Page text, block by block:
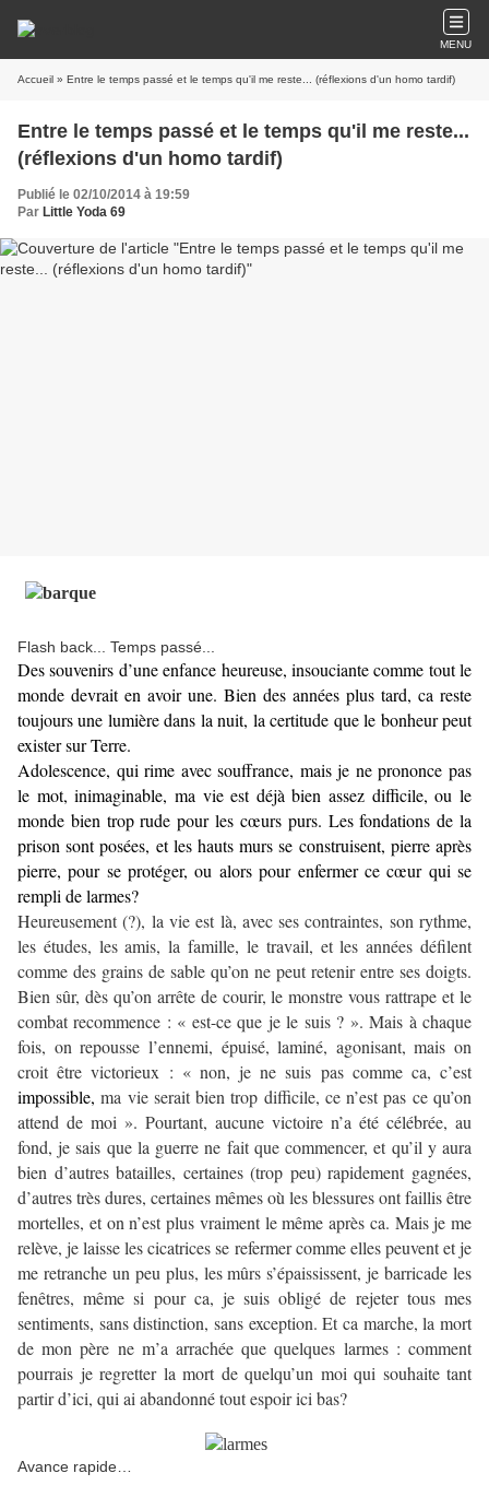
MENU
Accueil » Entre le temps passé et le temps qu'il me reste... (réflexions d'un homo tardif)
Entre le temps passé et le temps qu'il me reste...
(réflexions d'un homo tardif)
Publié le 02/10/2014 à 19:59
Par Little Yoda 69
Flash back... Temps passé...
Des souvenirs d’une enfance heureuse, insouciante comme tout le
monde devrait en avoir une. Bien des années plus tard, ca reste
toujours une lumière dans la nuit, la certitude que le bonheur peut
exister sur Terre.
Adolescence, qui rime avec souffrance, mais je ne prononce pas
le mot, inimaginable, ma vie est déjà bien assez difficile, ou le
monde bien trop rude pour les cœurs purs. Les fondations de la
prison sont posées, et les hauts murs se construisent, pierre après
pierre, pour se protéger, ou alors pour enfermer ce cœur qui se
rempli de larmes?
Heureusement (?), la vie est là, avec ses contraintes, son rythme,
les études, les amis, la famille, le travail, et les années défilent
comme des grains de sable qu’on ne peut retenir entre ses doigts.
Bien sûr, dès qu’on arrête de courir, le monstre vous rattrape et le
combat recommence : « est-ce que je le suis ? ». Mais à chaque
fois, on repousse l’ennemi, épuisé, laminé, agonisant, mais on
croit être victorieux : « non, je ne suis pas comme ca, c’est
impossible, ma vie serait bien trop difficile, ce n’est pas ce qu’on
attend de moi ». Pourtant, aucune victoire n’a été célébrée, au
fond, je sais que la guerre ne fait que commencer, et qu’il y aura
bien d’autres batailles, certaines (trop peu) rapidement gagnées,
d’autres très dures, certaines mêmes où les blessures ont faillis être
mortelles, et on n’est plus vraiment le même après ca. Mais je me
relève, je laisse les cicatrices se refermer comme elles peuvent et je
me retranche un peu plus, les mûrs s’épaississent, je barricade les
fenêtres, même si pour ca, je suis obligé de rejeter tous mes
sentiments, sans distinction, sans exception. Et ca marche, la mort
de mon père ne m’a arrachée que quelques larmes : comment
pourrais je regretter la mort de quelqu’un moi qui souhaite tant
partir d’ici, qui ai abandonné tout espoir ici bas?
Avance rapide…